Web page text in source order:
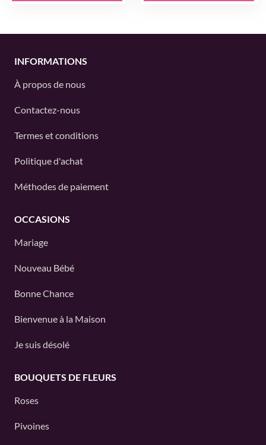
INFORMATIONS
À propos de nous
Contactez-nous
Termes et conditions
Politique d'achat
Méthodes de paiement
OCCASIONS
Mariage
Nouveau Bébé
Bonne Chance
Bienvenue à la Maison
Je suis désolé
BOUQUETS DE FLEURS
Roses
Pivoines